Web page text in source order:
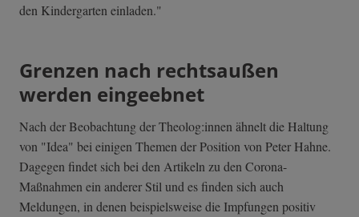
den Kindergarten einladen."
Grenzen nach rechtsaußen
werden eingeebnet
Nach der Beobachtung der Theolog:innen ähnelt die Haltung
von "Idea" bei einigen Themen der Position von Peter Hahne.
Dagegen findet sich bei den Artikeln zu den Corona-
Maßnahmen ein anderer Stil und es finden sich auch
Meldungen, in denen beispielsweise die Impfungen positiv